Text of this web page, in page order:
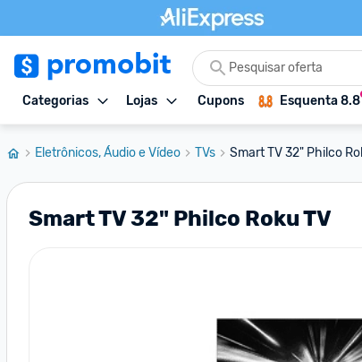
Categorias Lojas Cupons Esquenta 8.8
Eletrônicos, Áudio e Vídeo TVs Smart TV 32" Philco
Smart TV 32" Philco Roku TV